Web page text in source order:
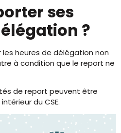
ses
?
heures de délégation non
à condition que le report ne
de report peuvent être
du CSE.